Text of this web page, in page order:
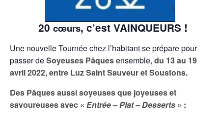
20 cœurs, c’est VAINQUEURS !
Une nouvelle Tournée chez l’habitant se prépare pour
passer deSoyeuses Pâquesensemble, du 13 au 19
avril 2022, entre Luz Saint Sauveur et Soustons.
Des Pâques aussi soyeuses que joyeuses et
savoureuses avec « Entrée – Plat – Desserts » :